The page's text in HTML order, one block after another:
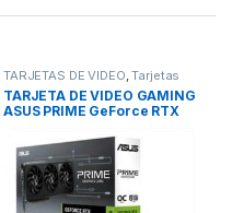
TARJETAS DE VIDEO,Tarjetas
Profesionales
TARJETA DE VIDEO GAMING
ASUS PRIME GeForce RTX
5.0 – 3 VENTILADORES